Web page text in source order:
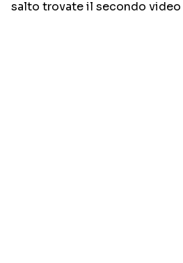
salto trovate il secondo video